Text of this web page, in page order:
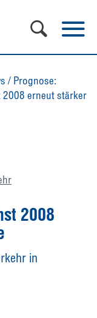
/ Prognose:
2008 erneut stärker
2008
in